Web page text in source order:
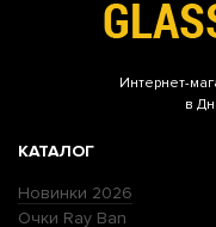
Интернет-
в
КАТАЛОГ
Новинки 2026
Очки Ray Ban